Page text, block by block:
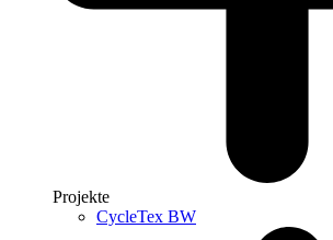
Projekte
CycleTex BW